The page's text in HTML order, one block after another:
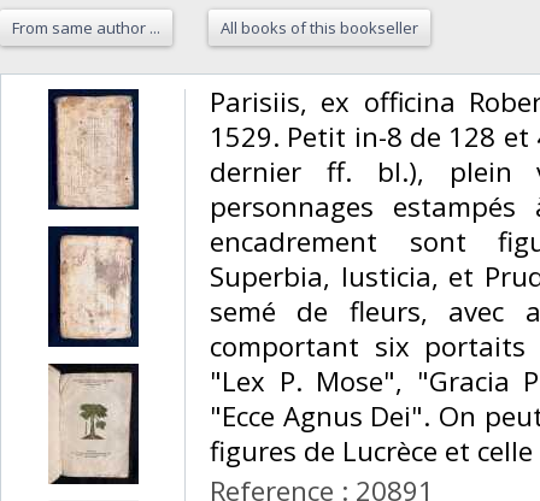
From same author ... All books of this bookseller
‎Parisiis, ex officina
1529. Petit in-8 de 128
dernier ff. bl.), plein
personnages
encadrement sont
Superbia, Iusticia, et
semé de fleurs, avec
comportant six
"Lex P. Mose", "Gracia
"Ecce Agnus Dei". On
figures de Lucrèce et
Reference : 20891